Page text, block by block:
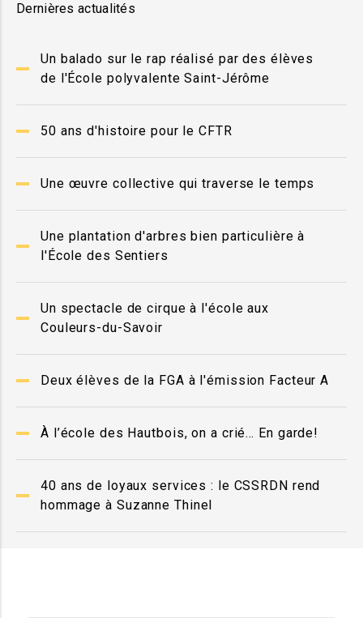
Dernières actualités
Un balado sur le rap réalisé par des élèves
de l'École polyvalente Saint-Jérôme
50 ans d'histoire pour le CFTR
Une œuvre collective qui traverse le temps
Une plantation d'arbres bien particulière à
l'École des Sentiers
Un spectacle de cirque à l'école aux
Couleurs-du-Savoir
Deux élèves de la FGA à l'émission Facteur A
À l’école des Hautbois, on a crié… En garde!
40 ans de loyaux services : le CSSRDN rend
hommage à Suzanne Thinel